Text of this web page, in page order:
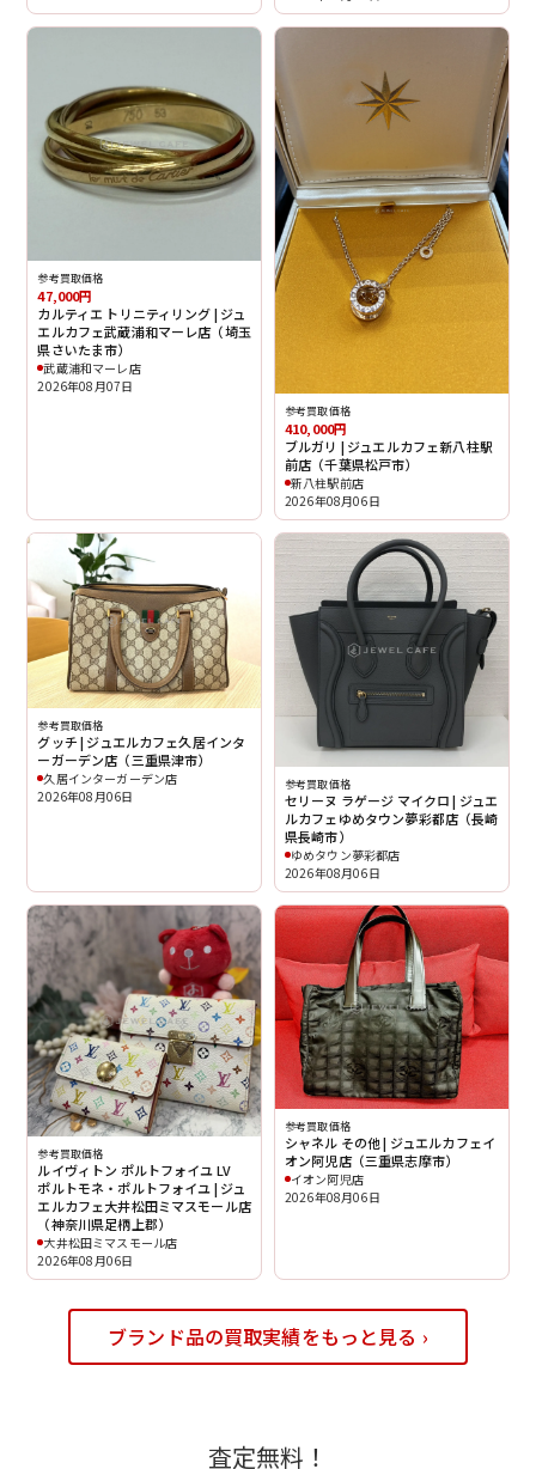
参考買取価格
47,000円
カルティエ トリニティリング | ジュ
エルカフェ武蔵浦和マーレ店（埼玉
県さいたま市）
武蔵浦和マーレ店
2026年08月07日
参考買取価格
410,000円
ブルガリ | ジュエルカフェ新八柱駅
前店（千葉県松戸市）
新八柱駅前店
2026年08月06日
参考買取価格
グッチ | ジュエルカフェ久居インタ
ーガーデン店（三重県津市）
久居インターガーデン店
2026年08月06日
参考買取価格
セリーヌ ラゲージ マイクロ | ジュエ
ルカフェゆめタウン夢彩都店（長崎
県長崎市）
ゆめタウン夢彩都店
2026年08月06日
参考買取価格
ルイヴィトン ポルトフォイユ LV
ポルトモネ・ポルトフォイユ | ジュ
エルカフェ大井松田ミマスモール店
（神奈川県足柄上郡）
大井松田ミマスモール店
2026年08月06日
参考買取価格
シャネル その他 | ジュエルカフェイ
オン阿児店（三重県志摩市）
イオン阿児店
2026年08月06日
ブランド品の買取実績をもっと見る ›
査定無料！